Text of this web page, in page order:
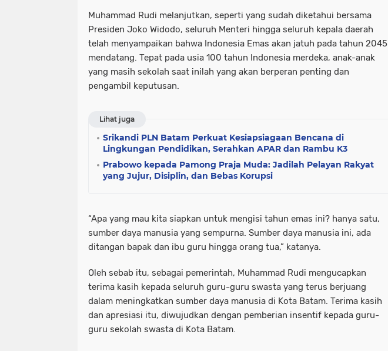
Muhammad Rudi melanjutkan, seperti yang sudah diketahui bersama
Presiden Joko Widodo, seluruh Menteri hingga seluruh kepala daerah
telah menyampaikan bahwa Indonesia Emas akan jatuh pada tahun 2045
mendatang. Tepat pada usia 100 tahun Indonesia merdeka, anak-anak
yang masih sekolah saat inilah yang akan berperan penting dan
pengambil keputusan.
Lihat juga
Srikandi PLN Batam Perkuat Kesiapsiagaan Bencana di
Lingkungan Pendidikan, Serahkan APAR dan Rambu K3
Prabowo kepada Pamong Praja Muda: Jadilah Pelayan Rakyat
yang Jujur, Disiplin, dan Bebas Korupsi
“Apa yang mau kita siapkan untuk mengisi tahun emas ini? hanya satu,
sumber daya manusia yang sempurna. Sumber daya manusia ini, ada
ditangan bapak dan ibu guru hingga orang tua,” katanya.
Oleh sebab itu, sebagai pemerintah, Muhammad Rudi mengucapkan
terima kasih kepada seluruh guru-guru swasta yang terus berjuang
dalam meningkatkan sumber daya manusia di Kota Batam. Terima kasih
dan apresiasi itu, diwujudkan dengan pemberian insentif kepada guru-
guru sekolah swasta di Kota Batam.